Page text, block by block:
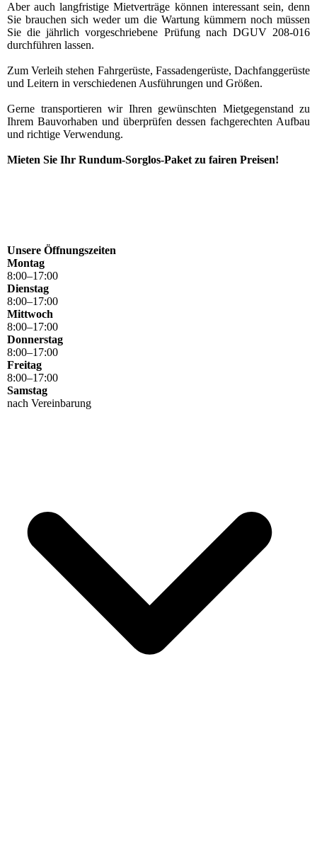
Aber auch langfristige Mietverträge können interessant sein, denn
Sie brauchen sich weder um die Wartung kümmern noch müssen
Sie die jährlich vorgeschriebene Prüfung nach DGUV 208-016
durchführen lassen.
Zum Verleih stehen Fahrgerüste, Fassadengerüste, Dachfanggerüste
und Leitern in verschiedenen Ausführungen und Größen.
Gerne transportieren wir Ihren gewünschten Mietgegenstand zu
Ihrem Bauvorhaben und überprüfen dessen fachgerechten Aufbau
und richtige Verwendung.
Mieten Sie Ihr Rundum-Sorglos-Paket zu fairen Preisen!
Unsere Öffnungszeiten
Montag
8:00–17:00
Dienstag
8:00–17:00
Mittwoch
8:00–17:00
Donnerstag
8:00–17:00
Freitag
8:00–17:00
Samstag
nach Vereinbarung